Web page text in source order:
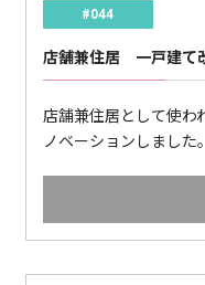
#044
店舗兼住居 一戸建て
店舗兼住居として使わ
ノベーションしました。